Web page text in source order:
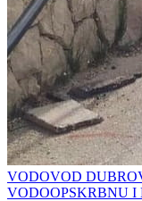
VODOVOD
VODOOPSKRBNU I